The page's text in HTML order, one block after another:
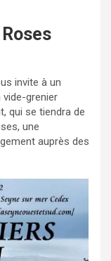
invite à un
grenier
qui se tiendra de
une
auprès des